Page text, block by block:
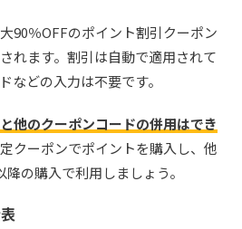
90％OFFのポイント割引クーポン
れます。割引は自動で適用されて
などの入力は不要です。
他のクーポンコードの併用はでき
クーポンでポイントを購入し、他
の購入で利用しましょう。